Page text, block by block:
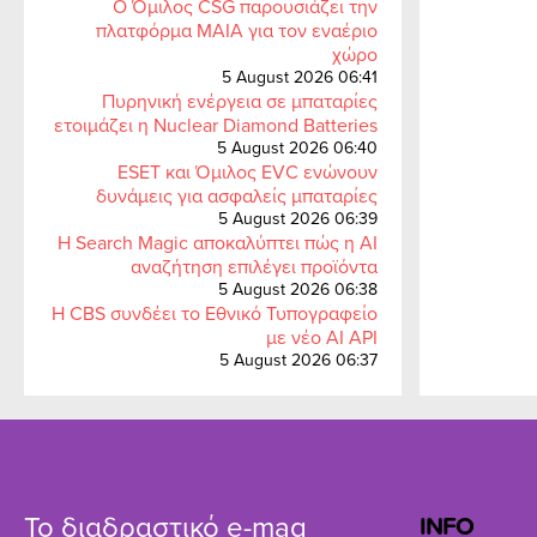
Ο Όμιλος CSG παρουσιάζει την
πλατφόρμα MAIA για τον εναέριο
χώρο
5 August 2026 06:41
Πυρηνική ενέργεια σε μπαταρίες
ετοιμάζει η Nuclear Diamond Batteries
5 August 2026 06:40
ESET και Όμιλος EVC ενώνουν
δυνάμεις για ασφαλείς μπαταρίες
5 August 2026 06:39
Η Search Magic αποκαλύπτει πώς η AI
αναζήτηση επιλέγει προϊόντα
5 August 2026 06:38
Η CBS συνδέει το Εθνικό Τυπογραφείο
με νέο AI API
5 August 2026 06:37
Το διαδραστικό e-mag INFO